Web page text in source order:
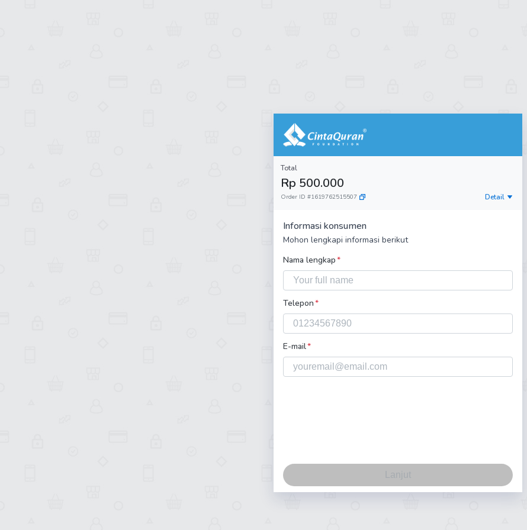
Total
Rp 500.000
Order ID #1619762515507 Detail
Informasi konsumen
Mohon lengkapi informasi berikut
Nama lengkap*
Telepon*
E-mail*
Lanjut